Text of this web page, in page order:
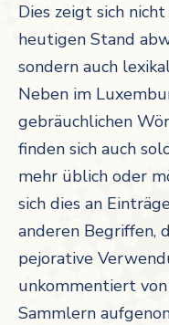
Dies zeigt sich
heutigen Stand
sondern auch
Neben im
gebräuchlichen
finden sich auch
mehr üblich oder
sich dies an
anderen Begriffen,
pejorative
unkommentiert
Sammlern